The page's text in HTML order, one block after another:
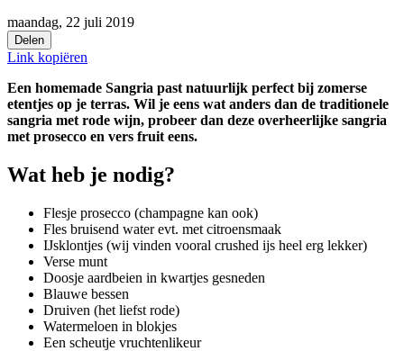
maandag, 22 juli 2019
Delen
Link kopiëren
Een homemade Sangria past natuurlijk perfect bij zomerse
etentjes op je terras. Wil je eens wat anders dan de traditionele
sangria met rode wijn, probeer dan deze overheerlijke sangria
met prosecco en vers fruit eens.
Wat heb je nodig?
Flesje prosecco (champagne kan ook)
Fles bruisend water evt. met citroensmaak
IJsklontjes (wij vinden vooral crushed ijs heel erg lekker)
Verse munt
Doosje aardbeien in kwartjes gesneden
Blauwe bessen
Druiven (het liefst rode)
Watermeloen in blokjes
Een scheutje vruchtenlikeur